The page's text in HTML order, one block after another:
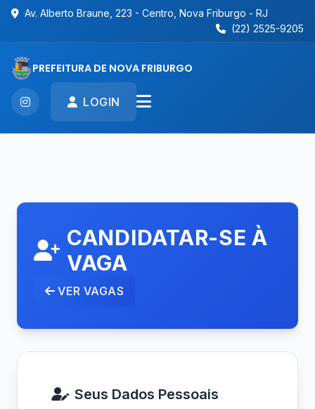
Av. Alberto Braune, 223 - Centro, Nova Friburgo - RJ
(22) 2525-9205
PREFEITURA DE NOVA FRIBURGO
LOGIN
CANDIDATAR-SE À
VAGA
VER VAGAS
Seus Dados Pessoais